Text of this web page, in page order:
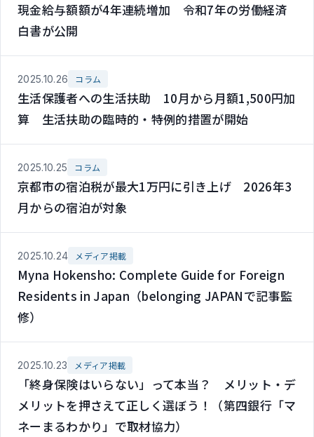
現金給与額額が4年連続増加 令和7年の労働経済
白書が公開
2025.10.26 コラム
生活保護者への生活扶助 10月から月額1,500円加
算 生活扶助の臨時的・特例的措置が開始
2025.10.25 コラム
京都市の宿泊税が最大1万円に引き上げ 2026年3
月からの宿泊が対象
2025.10.24 メディア掲載
Myna Hokensho: Complete Guide for Foreign
Residents in Japan（belonging JAPANで記事監
修）
2025.10.23 メディア掲載
「終身保険はいらない」って本当？ メリット・デ
メリットを押さえて正しく選ぼう！（第四銀行「マ
ネーまるわかり」で取材協力）